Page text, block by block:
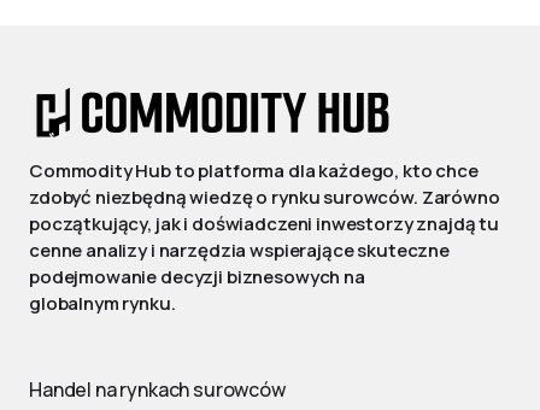
Commodity Hub to platforma dla każdego, kto chce
zdobyć niezbędną wiedzę o rynku surowców. Zarówno
początkujący, jak i doświadczeni inwestorzy znajdą tu
cenne analizy i narzędzia wspierające skuteczne
podejmowanie decyzji biznesowych na
globalnym rynku.
Handel na rynkach surowców